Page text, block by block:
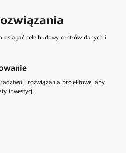
osiągać cele budowy centrów danych i
i rozwiązania projektowe, aby
inwestycji.